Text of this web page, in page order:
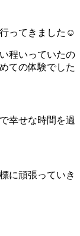
ってきました☺️
程いっていたの
ての体験でした
幸せな時間を過
に頑張っていき